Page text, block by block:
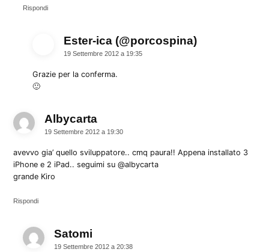
Rispondi
Ester-ica (@porcospina)dice:
19 Settembre 2012 a 19:35
Grazie per la conferma.
🙂
Albycartadice:
19 Settembre 2012 a 19:30
avevvo gia’ quello sviluppatore.. cmq paura!! Appena installato 3
iPhone e 2 iPad.. seguimi su @albycarta
grande Kiro
Rispondi
Satomi
19 Settembre 2012 a 20:38